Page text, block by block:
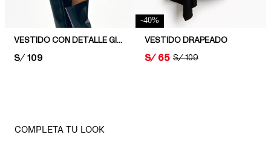
VESTIDO CON DETALLE GIRADO
PRICE:
S/ 109
-40%
VESTIDO DRAPEADO
ORIGINAL PRICE:
S/ 109
PRICE:
S/ 65
COMPLETA TU LOOK